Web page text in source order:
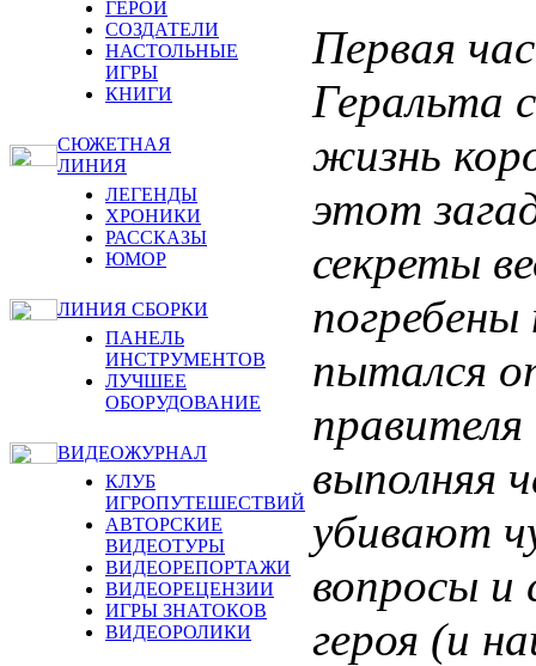
ГЕРОИ
СОЗДАТЕЛИ
НАСТОЛЬНЫЕ
ИГРЫ
КНИГИ
СЮЖЕТНАЯ
ЛИНИЯ
ЛЕГЕНДЫ
ХРОНИКИ
РАССКАЗЫ
ЮМОР
ЛИНИЯ СБОРКИ
ПАНЕЛЬ
ИНСТРУМЕНТОВ
ЛУЧШЕЕ
ОБОРУДОВАНИЕ
ВИДЕОЖУРНАЛ
КЛУБ
ИГРОПУТЕШЕСТВИЙ
АВТОРСКИЕ
ВИДЕОТУРЫ
ВИДЕОРЕПОРТАЖИ
ВИДЕОРЕЦЕНЗИИ
ИГРЫ ЗНАТОКОВ
ВИДЕОРОЛИКИ
Первая
Геральта
жизнь
этот
секреты
пытался
правителя
выполняя
убивают
вопросы и
героя (и